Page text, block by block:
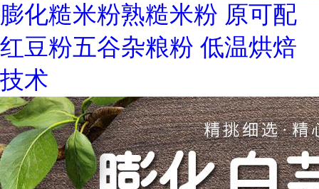
膨化糙米粉熟糙米粉 原可配
红豆粉五谷杂粮粉 低温烘焙
技术